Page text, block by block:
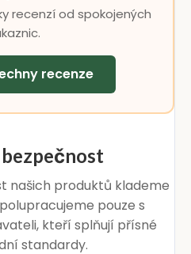
recenzí od spokojených
recenze
našich produktů klademe
pouze s
kteří splňují přísné
standardy.